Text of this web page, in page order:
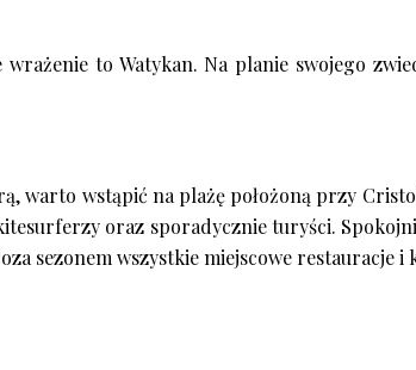
to Watykan. Na planie swojego
warto wstąpić na plażę położoną przy
oraz sporadycznie turyści.
sezonem wszystkie miejscowe restauracje